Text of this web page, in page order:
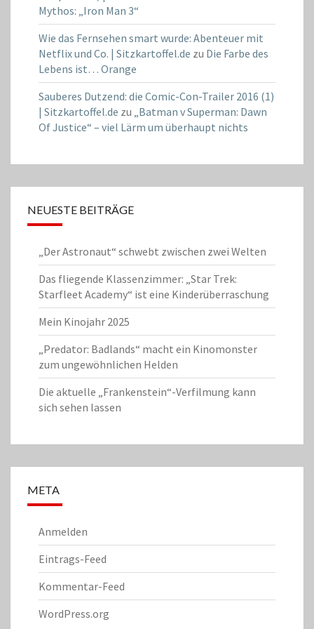
Mythos: „Iron Man 3“
Wie das Fernsehen smart wurde: Abenteuer mit
Netflix und Co. | Sitzkartoffel.de zu Die Farbe des
Lebens ist… Orange
Sauberes Dutzend: die Comic-Con-Trailer 2016 (1)
| Sitzkartoffel.de zu „Batman v Superman: Dawn
Of Justice“ – viel Lärm um überhaupt nichts
NEUESTE BEITRÄGE
„Der Astronaut“ schwebt zwischen zwei Welten
Das fliegende Klassenzimmer: „Star Trek:
Starfleet Academy“ ist eine Kinderüberraschung
Mein Kinojahr 2025
„Predator: Badlands“ macht ein Kinomonster
zum ungewöhnlichen Helden
Die aktuelle „Frankenstein“-Verfilmung kann
sich sehen lassen
META
Anmelden
Eintrags-Feed
Kommentar-Feed
WordPress.org